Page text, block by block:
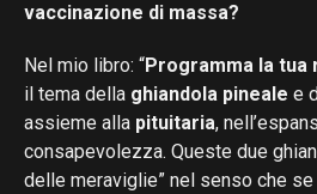
vaccinazione di massa?
Nel mio libro: “Programma la tua
il tema della ghiandola pineale e
assieme alla pituitaria,
consapevolezza. Queste due
delle meraviglie” nel senso che